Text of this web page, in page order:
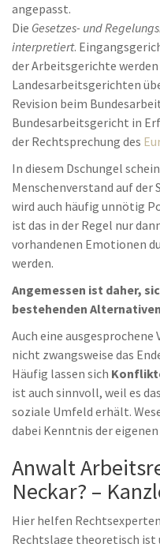
angepasst.
Die Gesetzes- und
interpretiert.
der Arbeitsgerichte
Landesarbeitsgerichten
Revision beim
Bundesarbeitsgericht in
der Rechtsprechung des
In diesem Dschungel
Menschenverstand auf der
wird auch häufig unnötig
ist das in der Regel nur
vorhandenen Emotionen
werden.
Angemessen ist daher,
bestehenden
Auch eine
nicht zwangsweise das
Häufig lassen sich
ist auch sinnvoll, weil es
soziale Umfeld erhält.
dabei Kenntnis der
Anwalt
Neckar? –
Hier helfen
Rechtslage theoretisch ist